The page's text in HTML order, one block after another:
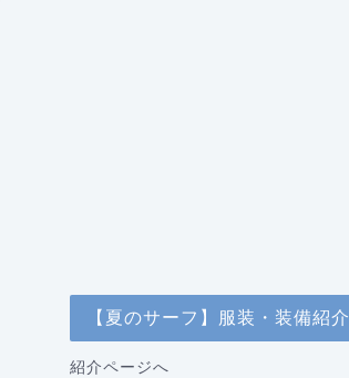
【夏のサーフ】服装・装備紹介
紹介ページへ